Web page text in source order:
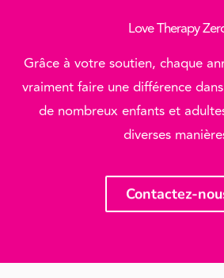
Love Therapy
Grâce à votre soutien, chaque
vraiment faire une différence
de nombreux enfants et
diverses
Contactez-